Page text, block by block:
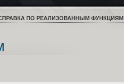
ПО РЕАЛИЗОВАННЫМ ФУНКЦИЯМ